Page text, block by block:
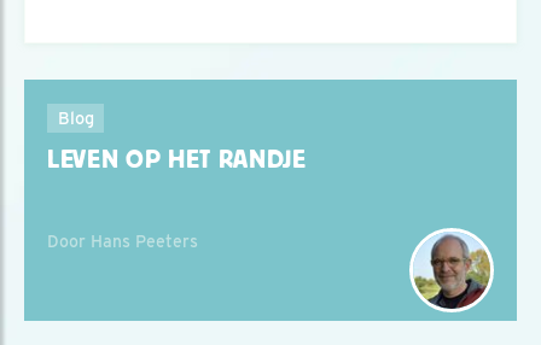
Blog
LEVEN OP HET RANDJE
Door Hans Peeters